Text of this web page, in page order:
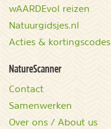
wAARDEvol reizen
Natuurgidsjes.nl
Acties & kortingscodes
NatureScanner
Contact
Samenwerken
Over ons / About us